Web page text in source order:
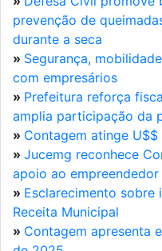
prevenção de
durante a seca
» Segurança,
com empresários
» Prefeitura reforça
amplia participação da
» Contagem atinge
» Jucemg reconhece
apoio ao empreendedor
» Esclarecimento sobre
Receita Municipal
» Contagem apresenta